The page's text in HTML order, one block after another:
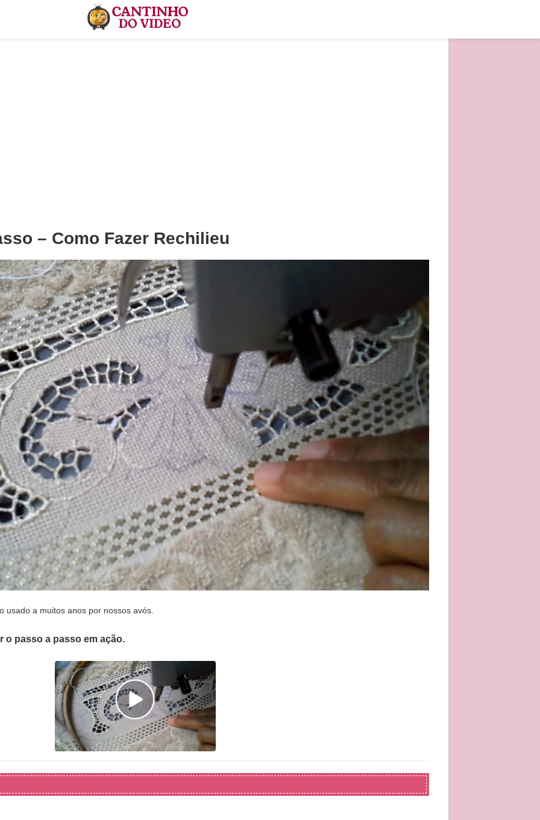
– Como Fazer Rechilieu
usado a muitos anos por nossos avós.
o passo a passo em ação.